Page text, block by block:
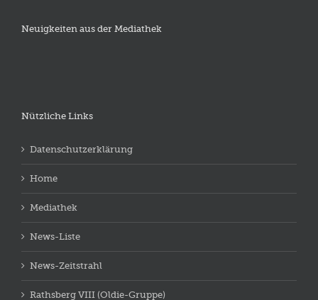
Neuigkeiten aus der Mediathek
Nützliche Links
Datenschutzerklärung
Home
Mediathek
News-Liste
News-Zeitstrahl
Rathsberg VIII (Oldie-Gruppe)